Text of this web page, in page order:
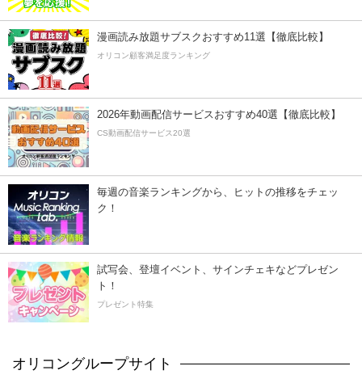
漫画読み放題サブスクおすすめ11選【徹底比較】
オリコン顧客満足度ランキング
2026年動画配信サービスおすすめ40選【徹底比較】
CS動画配信サービス20選
毎週の音楽ランキングから、ヒットの推移をチェッ
ク！
試写会、登壇イベント、サインチェキなどプレゼン
ト！
プレゼント特集
オリコングループサイト